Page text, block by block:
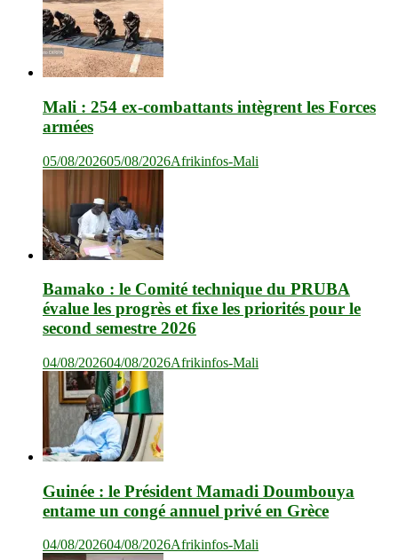
Mali : 254 ex-combattants intègrent les Forces
armées
05/08/202605/08/2026Afrikinfos-Mali
Bamako : le Comité technique du PRUBA
évalue les progrès et fixe les priorités pour le
second semestre 2026
04/08/202604/08/2026Afrikinfos-Mali
Guinée : le Président Mamadi Doumbouya
entame un congé annuel privé en Grèce
04/08/202604/08/2026Afrikinfos-Mali